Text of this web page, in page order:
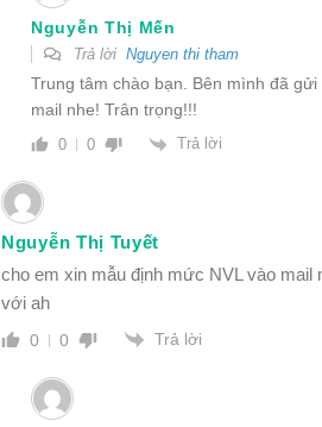
Nguyễn Thị Mến
Trả lời Nguyen thi tham
Trung tâm chào bạn. Bên mình đã
mail nhe! Trân trọng!!!
0 0 Trả lời
Nguyễn Thị Tuyết
cho em xin mẫu định mức NVL vào mail
với ah
0 0 Trả lời